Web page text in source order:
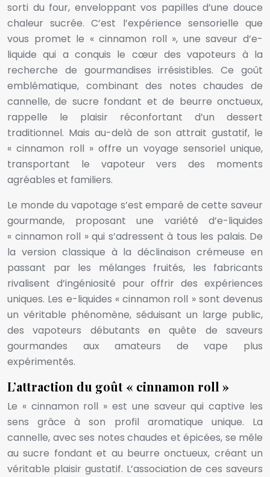
sorti du four, enveloppant vos papilles d’une douce
chaleur sucrée. C’est l’expérience sensorielle que
vous promet le « cinnamon roll », une saveur d’e-
liquide qui a conquis le cœur des vapoteurs à la
recherche de gourmandises irrésistibles. Ce goût
emblématique, combinant des notes chaudes de
cannelle, de sucre fondant et de beurre onctueux,
rappelle le plaisir réconfortant d’un dessert
traditionnel. Mais au-delà de son attrait gustatif, le
« cinnamon roll » offre un voyage sensoriel unique,
transportant le vapoteur vers des moments
agréables et familiers.
Le monde du vapotage s’est emparé de cette saveur
gourmande, proposant une variété d’e-liquides
« cinnamon roll » qui s’adressent à tous les palais. De
la version classique à la déclinaison crémeuse en
passant par les mélanges fruités, les fabricants
rivalisent d’ingéniosité pour offrir des expériences
uniques. Les e-liquides « cinnamon roll » sont devenus
un véritable phénomène, séduisant un large public,
des vapoteurs débutants en quête de saveurs
gourmandes aux amateurs de vape plus
expérimentés.
L’attraction du goût « cinnamon roll »
Le « cinnamon roll » est une saveur qui captive les
sens grâce à son profil aromatique unique. La
cannelle, avec ses notes chaudes et épicées, se mêle
au sucre fondant et au beurre onctueux, créant un
véritable plaisir gustatif. L’association de ces saveurs